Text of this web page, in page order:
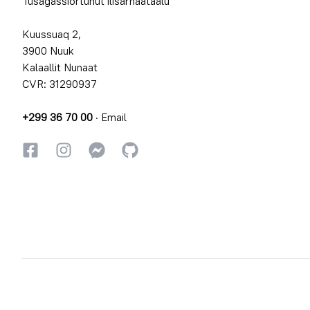
Kuussuaq 2,
3900 Nuuk
Kalaallit Nunaat
CVR: 31290937
+299 36 70 00 · Email
FacebookkiInstagrammiInstagrammi
GitHub